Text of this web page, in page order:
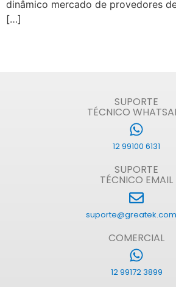
dinâmico mercado de provedores
[…]
SUPORTE
TÉCNICO
12 99100 6131
SUPORTE
TÉCNICO EMAIL
COMERCIAL
12 99172 3899